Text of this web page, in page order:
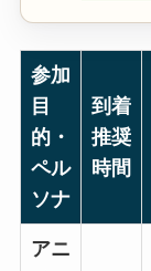
参加
目
的・
ペル
ソナ
到着
推奨
時間
アニ